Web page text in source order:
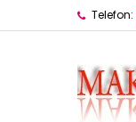
Telefon: